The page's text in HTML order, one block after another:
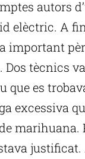
autors
elèctric. A
important
Dos tècnics
que es
excessiva